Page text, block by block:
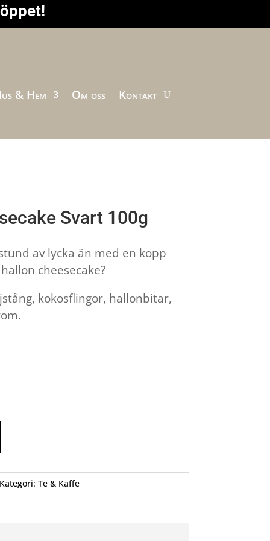
& Hem Om oss Kontakt
Svart 100g
av lycka än med en kopp
cheesecake?
kokosflingor, hallonbitar,
Kategori: Te & Kaffe